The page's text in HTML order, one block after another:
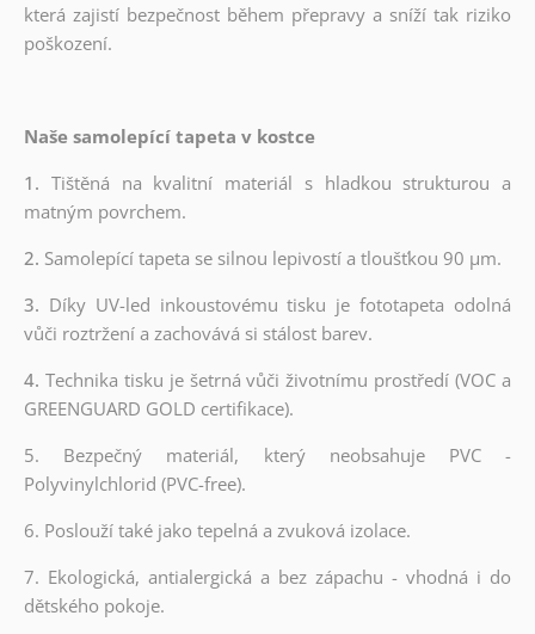
která zajistí bezpečnost během přepravy a sníží tak riziko
poškození.
Naše samolepící tapeta v kostce
1. Tištěná na kvalitní materiál s hladkou strukturou a
matným povrchem.
2. Samolepící tapeta se silnou lepivostí a tloušťkou 90 µm.
3. Díky UV-led inkoustovému tisku je fototapeta odolná
vůči roztržení a zachovává si stálost barev.
4. Technika tisku je šetrná vůči životnímu prostředí (VOC a
GREENGUARD GOLD certifikace).
5. Bezpečný materiál, který neobsahuje PVC -
Polyvinylchlorid (PVC-free).
6. Poslouží také jako tepelná a zvuková izolace.
7. Ekologická, antialergická a bez zápachu - vhodná i do
dětského pokoje.